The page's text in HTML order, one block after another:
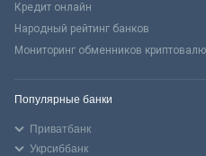
Кредит онлайн
Народный рейтинг банков
Мониторинг обменников
Популярные банки
Приватбанк
Укрсиббанк